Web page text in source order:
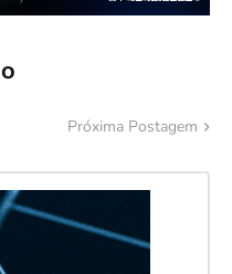
Próxima Postagem